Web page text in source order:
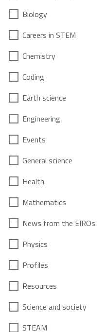
Biology
Careers in STEM
Chemistry
Coding
Earth science
Engineering
Events
General science
Health
Mathematics
News from the EIROs
Physics
Profiles
Resources
Science and society
STEAM